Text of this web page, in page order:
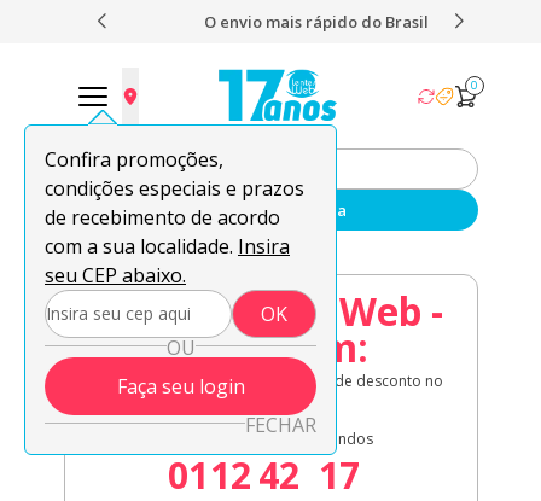
O envio mais rápido do Brasil
Confira promoções,
condições especiais e prazos
de recebimento de acordo
com a sua localidade. Insira
seu CEP abaixo.
OK
OU
Faça seu login
FECHAR
0
Enviar sua receita
08.08 Lentes Web -
Acaba em:
Lentes de contato em oferta + 8% de desconto no
01
Horas
12
Minutos
42
Segundos
16